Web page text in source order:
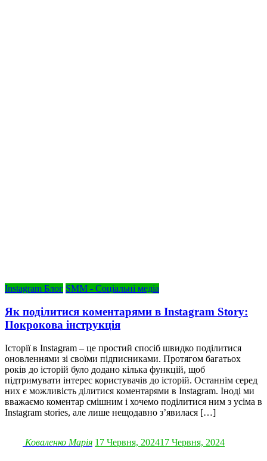
Instagram Блог SMM - Соціальні медіа
Як поділитися коментарями в Instagram Story:
Покрокова інструкція
Історії в Instagram – це простий спосіб швидко поділитися
оновленнями зі своїми підписниками. Протягом багатьох
років до історій було додано кілька функцій, щоб
підтримувати інтерес користувачів до історій. Останнім серед
них є можливість ділитися коментарями в Instagram. Іноді ми
вважаємо коментар смішним і хочемо поділитися ним з усіма в
Instagram stories, але лише нещодавно з’явилася […]
Коваленко Марія 17 Червня, 202417 Червня, 2024